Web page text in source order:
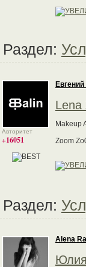
Раздел:
Авторитет
+16051
Lena
Makeup
Zoom
Раздел:
Alena
Юлия